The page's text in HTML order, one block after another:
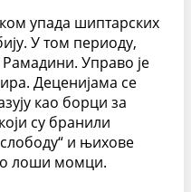
упада шиптарских
У том периоду,
Рамадини. Управо је
Деценијама се
као борци за
су бранили
и њихове
лоши момци.